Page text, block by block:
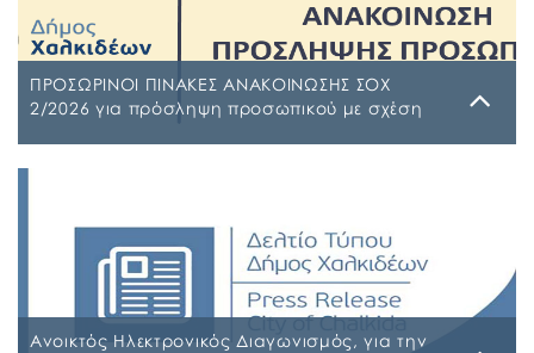
ΠΡΟΣΩΡΙΝΟΙ ΠΙΝΑΚΕΣ ΑΝΑΚΟΙΝΩΣΗΣ ΣΟΧ
2/2026 για πρόσληψη προσωπικού με σχέση
ΠΙΝΑΚΑΣ ΚΑΤΑΤΑΞΗΣ ΣΥΜΜΕΤΕΧΟΝΤΩΝ 1 ΡΗΒΖΩΗΑ-
Ρ5Τ-1 ΠΡΟΣΩΡΙΝΟΣ ΠΙΝΑΚΑΣ ΜΕΡΙΚΗΣ ΑΠΑΣΧΟΛΗΣΗΣ
ΨΔΑΚΩΗΑ-ΑΟ3 ΠΡΟΣΩΡΙΝΟΣ ΠΙΝΑΚΑΣ ΠΛΗΡΟΥΣ
ΑΠΑΣΧΟΛΗΣΗΣ ΨΦΑ4ΩΗΑ-ΦΣΒ ΠΡΟΣΩΡΙΝΟΣ ΠΙΝΑΚΑΣ
ΣΥΜΜΕΤΕΧΟΝΤΩΝ 6ΖΛΚΩΗΑ-ΠΩΗ
Ανοικτός Ηλεκτρονικός Διαγωνισμός, για την